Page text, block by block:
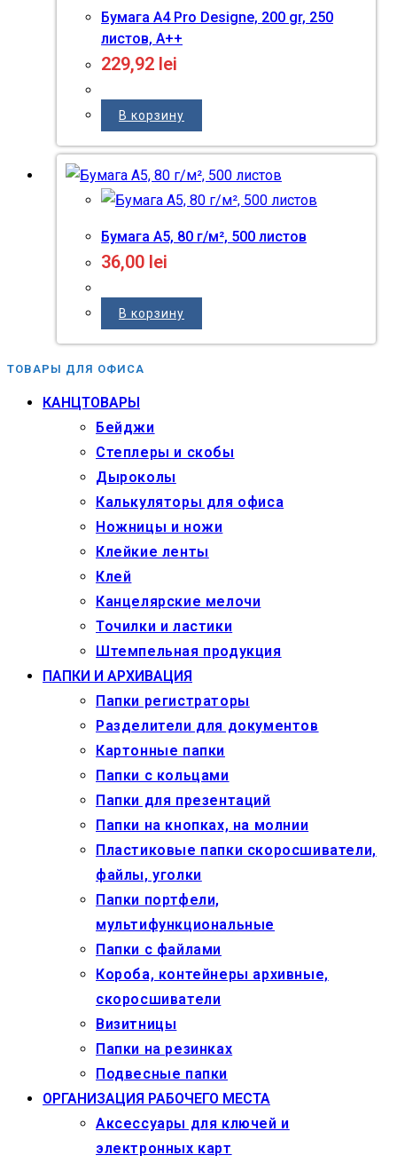
Бумага A4 Pro Designe, 200 gr, 250
листов, A++
229,92 lei
В корзину
Бумага A5, 80 г/м², 500 листов
36,00 lei
В корзину
ТОВАРЫ ДЛЯ ОФИСА
КАНЦТОВАРЫ
Бейджи
Степлеры и скобы
Дыроколы
Калькуляторы для офиса
Ножницы и ножи
Клейкие ленты
Клей
Канцелярские мелочи
Точилки и ластики
Штемпельная продукция
ПАПКИ И АРХИВАЦИЯ
Папки регистраторы
Разделители для документов
Картонные папки
Папки с кольцами
Папки для презентаций
Папки на кнопках, на молнии
Пластиковые папки скоросшиватели,
файлы, уголки
Папки портфели,
мультифункциональные
Папки с файлами
Короба, контейнеры архивные,
скоросшиватели
Визитницы
Папки на резинках
Подвесные папки
ОРГАНИЗАЦИЯ РАБОЧЕГО МЕСТА
Аксессуары для ключей и
электронных карт